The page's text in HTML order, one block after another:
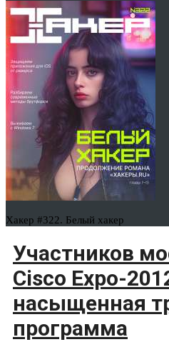
Хакер #322. Белый хакер
Участников
Cisco Expo-
насыщенная
программа